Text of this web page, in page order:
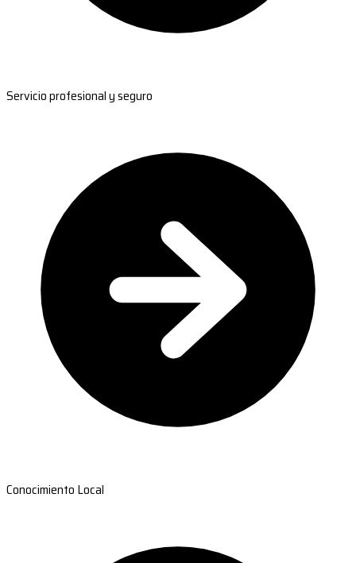
Servicio profesional y seguro
Conocimiento Local